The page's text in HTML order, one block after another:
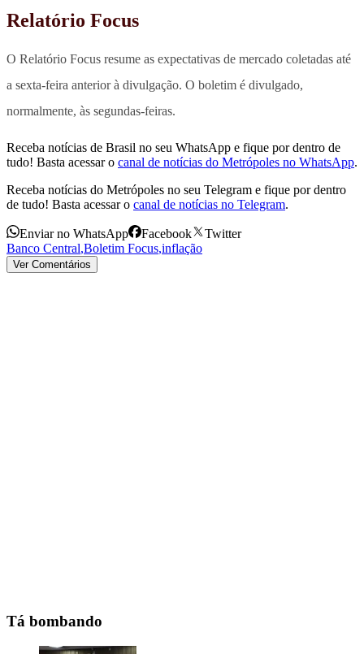
Relatório Focus
O Relatório Focus resume as expectativas de mercado coletadas até
a sexta-feira anterior à divulgação. O boletim é divulgado,
normalmente, às segundas-feiras.
Receba notícias de Brasil no seu WhatsApp e fique por dentro de
tudo! Basta acessar o canal de notícias do Metrópoles no WhatsApp.
Receba notícias do Metrópoles no seu Telegram e fique por dentro
de tudo! Basta acessar o canal de notícias no Telegram.
Enviar no WhatsApp Facebook
Twitter
Banco Central,Boletim Focus,inflação
Ver Comentários
Tá bombando